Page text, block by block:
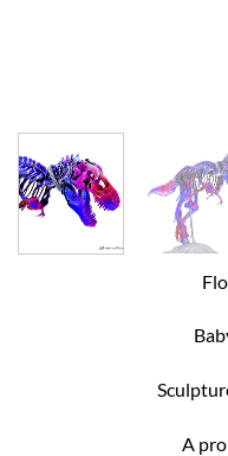
A